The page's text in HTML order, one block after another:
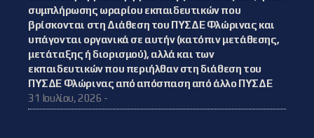
συμπλήρωσης ωραρίου εκπαιδευτικών που
βρίσκονται στη Διάθεση του ΠΥΣΔΕ Φλώρινας και
υπάγονται οργανικά σε αυτήν (κατόπιν μετάθεσης,
μετάταξης ή διορισμού), αλλά και των
εκπαιδευτικών που περιήλθαν στη διάθεση του
ΠΥΣΔΕ Φλώρινας από απόσπαση από άλλο ΠΥΣΔΕ
31 Ιουλίου, 2026 -